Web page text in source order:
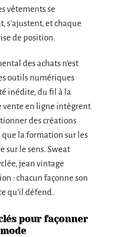
vêtements se
s’ajustent, et chaque
de position.
des achats n’est
outils numériques
inédite, du fil à la
vente en ligne intègrent
des créations
la formation sur les
sur le sens. Sweat
jean vintage
: chacun façonne son
qu’il défend.
pour façonner